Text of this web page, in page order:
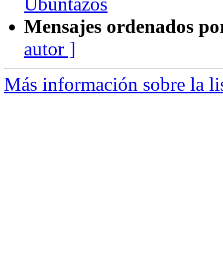
Mensajes ordenados
autor ]
Más información sobre la